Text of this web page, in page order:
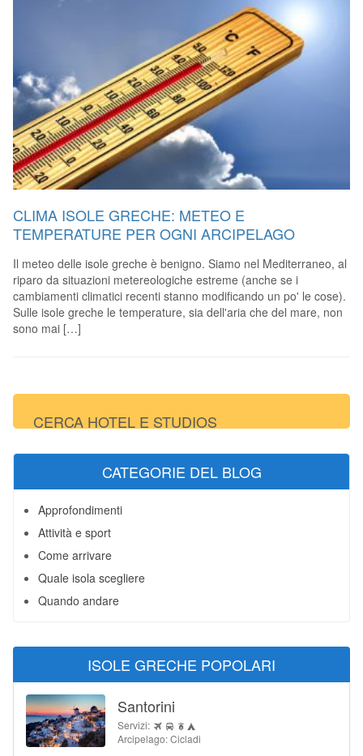
CLIMA ISOLE GRECHE: METEO E
TEMPERATURE PER OGNI ARCIPELAGO
Il meteo delle isole greche è benigno. Siamo nel Mediterraneo, al
riparo da situazioni metereologiche estreme (anche se i
cambiamenti climatici recenti stanno modificando un po' le cose).
Sulle isole greche le temperature, sia dell'aria che del mare, non
sono mai […]
CERCA HOTEL E STUDIOS
CATEGORIE DEL BLOG
Approfondimenti
Attività e sport
Come arrivare
Quale isola scegliere
Quando andare
ISOLE GRECHE POPOLARI
Santorini
Servizi:
Arcipelago: Cicladi